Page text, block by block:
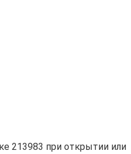
213983 при открытии или